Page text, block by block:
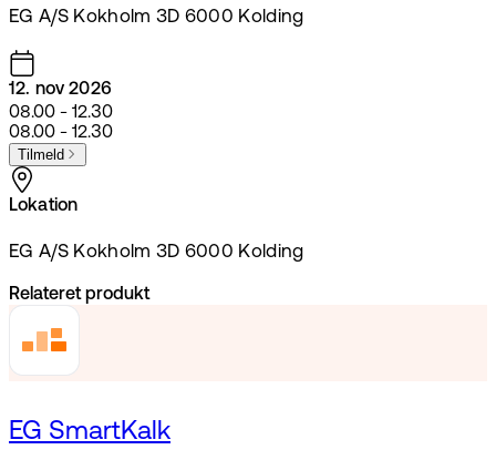
EG A/S Kokholm 3D 6000 Kolding
12. nov 2026
08.00 - 12.30
08.00 - 12.30
Tilmeld
Lokation
EG A/S Kokholm 3D 6000 Kolding
Relateret produkt
EG SmartKalk